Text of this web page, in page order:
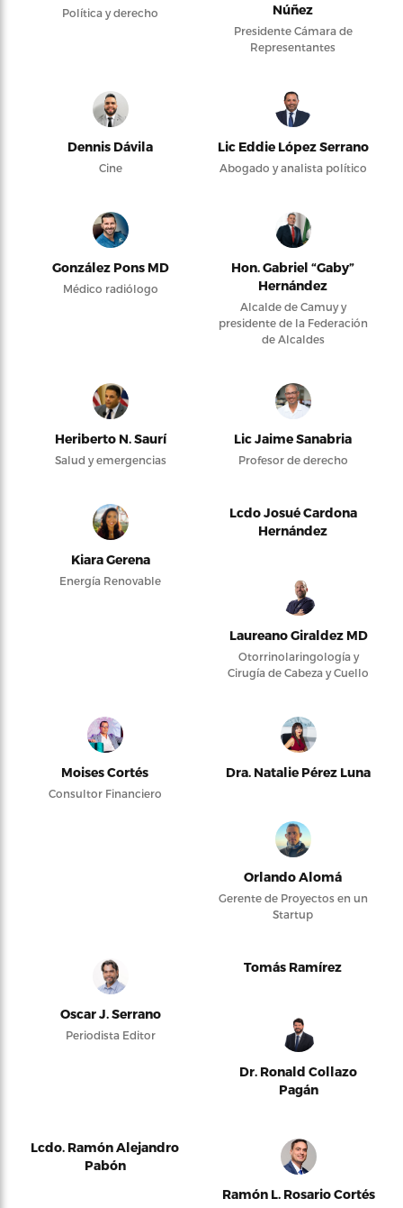
Política y derecho Núñez
Presidente Cámara de
Representantes
Dennis Dávila
Cine
Lic Eddie López Serrano
Abogado y analista político
González Pons MD
Médico radiólogo
Hon. Gabriel “Gaby”
Hernández
Alcalde de Camuy y
presidente de la Federación
de Alcaldes
Heriberto N. Saurí
Salud y emergencias
Lic Jaime Sanabria
Profesor de derecho
Kiara Gerena
Energía Renovable
Lcdo Josué Cardona
Hernández
Laureano Giraldez MD
Otorrinolaringología y
Cirugía de Cabeza y Cuello
Moises Cortés
Consultor Financiero
Dra. Natalie Pérez Luna
Orlando Alomá
Gerente de Proyectos en un
Startup
Oscar J. Serrano
Periodista Editor
Tomás Ramírez
Dr. Ronald Collazo
Pagán
Lcdo. Ramón Alejandro
Pabón
Ramón L. Rosario Cortés